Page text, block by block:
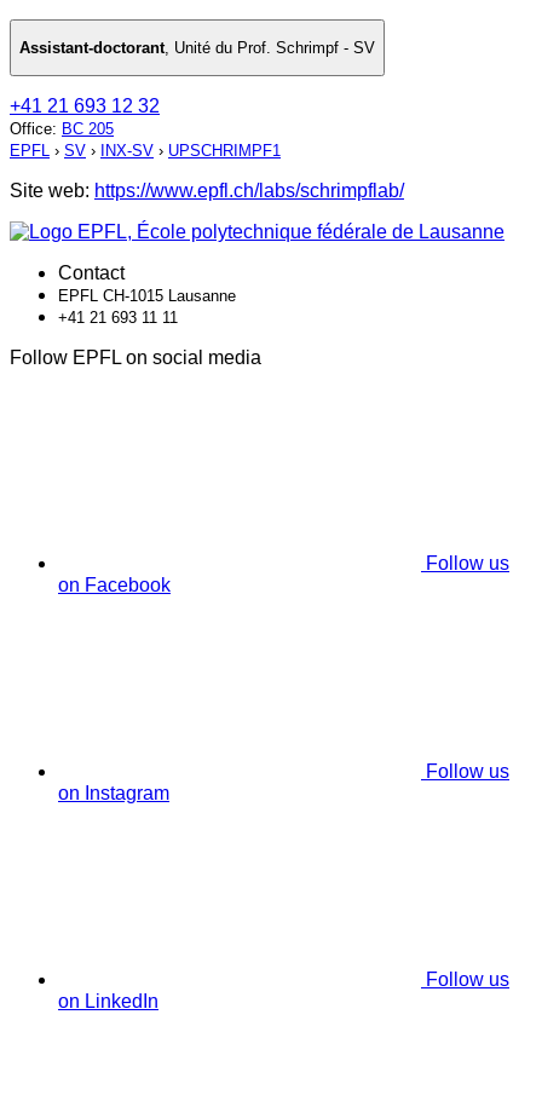
Assistant-doctorant, Unité du Prof. Schrimpf - SV
+41 21 693 12 32
Office: BC 205
EPFL › SV › INX-SV › UPSCHRIMPF1
Site web: https://www.epfl.ch/labs/schrimpflab/
Contact
EPFL CH-1015 Lausanne
+41 21 693 11 11
Follow EPFL on social media
Follow us
on Facebook
Follow us
on Instagram
Follow us
on LinkedIn